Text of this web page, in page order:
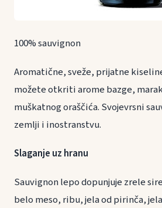
100% sauvignon
Aromatične, sveže, prijatne
možete otkriti arome bazge,
muškatnog oraščića. Svojevrsni
zemlji i inostranstvu.
Slaganje uz hranu
Sauvignon lepo dopunjuje zrele
belo meso, ribu, jela od pirinča,